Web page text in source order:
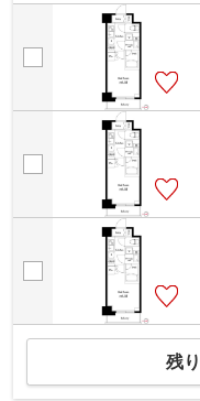
荷物受け取りができます。駅
残り